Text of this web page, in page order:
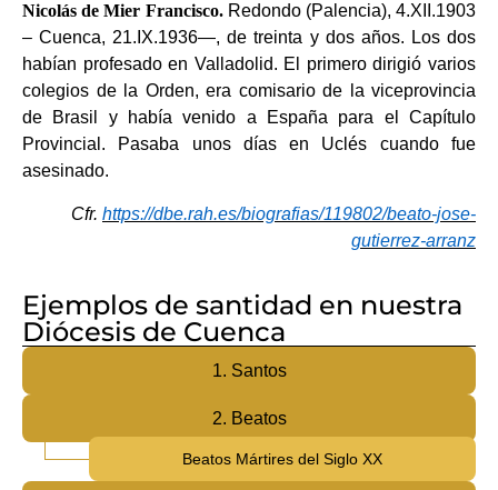
Nicolás de Mier Francisco. Redondo (Palencia), 4.XII.1903
– Cuenca, 21.IX.1936—, de treinta y dos años. Los dos
habían profesado en Valladolid. El primero dirigió varios
colegios de la Orden, era comisario de la viceprovincia
de Brasil y había venido a España para el Capítulo
Provincial. Pasaba unos días en Uclés cuando fue
asesinado.
Cfr. https://dbe.rah.es/biografias/119802/beato-jose-
gutierrez-arranz
Ejemplos de santidad en nuestra
Diócesis de Cuenca
1. Santos
2. Beatos
Beatos Mártires del Siglo XX